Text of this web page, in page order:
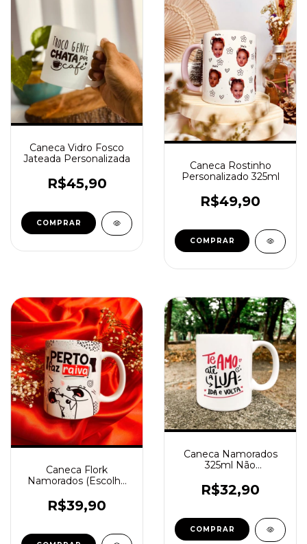
Caneca Vidro Fosco
Jateada Personalizada
R$45,90
Caneca Rostinho
Personalizado 325ml
R$49,90
COMPRAR
Caneca Flork
Namorados (Escolha
R$39,90
Caneca Namorados
325ml Não
R$32,90